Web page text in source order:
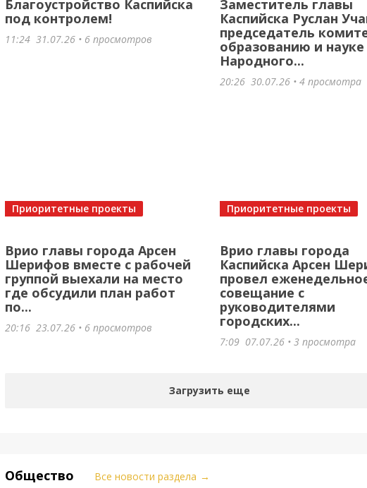
Благоустройство Каспийска
под контролем!
11:24 31.07.26 • 6 просмотров
Заместитель главы
Каспийска Руслан
председатель
образованию и науке
Народного...
20:26 30.07.26 • 4 просмотра
Врио главы города Арсен
Шерифов вместе с рабочей
группой выехали на место
где обсудили план работ
по...
Приоритетные проекты
20:16 23.07.26 • 6 просмотров
Врио главы города
Каспийска Арсен
провел
совещание с
руководителями
городских...
Приоритетные проекты
7:09 07.07.26 • 3 просмотра
Загрузить еще
Общество Все новости раздела →